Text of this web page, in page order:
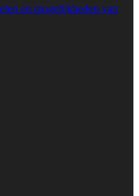
en mogelijkheden van